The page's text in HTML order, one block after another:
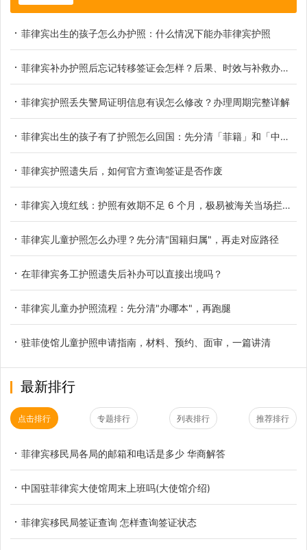
菲律宾出生的孩子怎么办护照：什么情况下能办菲律宾护照
菲律宾补办护照后忘记转移签证会怎样？后果、时效与补救办法详解
菲律宾护照丢失警局证明信息有误怎么修改？办理周期完整详解
菲律宾出生的孩子有了护照怎么回国：先分清「菲籍」和「中国籍」
菲律宾护照遗失后，如何官方查询签证是否作废
菲律宾入境红线：护照有效期不足 6 个月，极易被海关当场拦截遣返
菲律宾儿童护照怎么办理？先分清"国籍归属"，再走对应路径
在菲律宾务工护照遗失后补办可以直接出境吗？
菲律宾儿童办护照流程：先分清"办哪本"，再跑腿
驻菲使馆儿童护照申请指南，材料、预约、面审，一篇讲清
最新排行
点击排行 专题排行 列表排行 推荐排行
菲律宾移民局各局的邮箱和电话是多少 华商解答
中国驻菲律宾大使馆周末上班吗(大使馆介绍)
菲律宾移民局签证查询 怎样查询签证状态